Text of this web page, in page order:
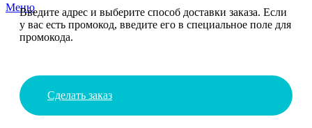
МенюВведите адрес и выберите способ доставки заказа. Если
у вас есть промокод, введите его в специальное поле для
промокода.
Сделать заказ